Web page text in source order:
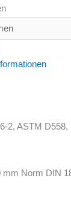
2, ASTM D558,
mm Norm DIN